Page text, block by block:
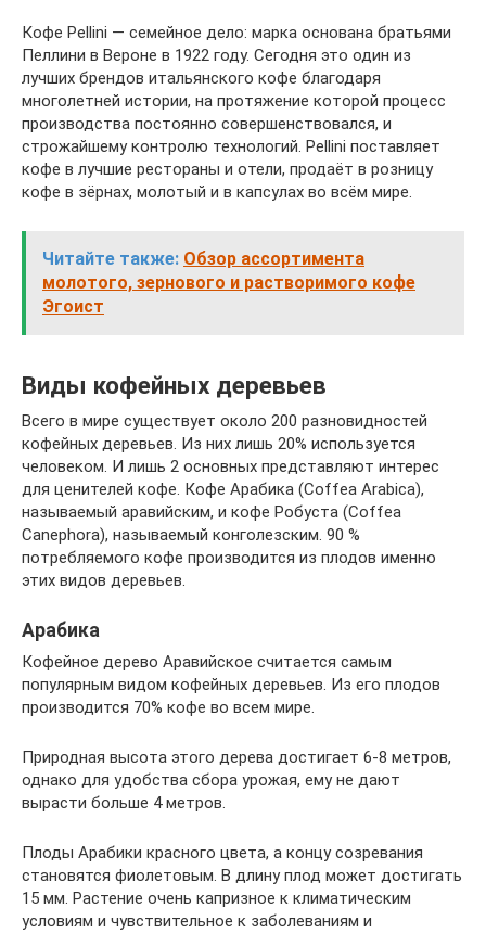
Кофе Pellini — cемейное дело: марка основана братьями
Пеллини в Вероне в 1922 году. Сегодня это один из
лучших брендов итальянского кофе благодаря
многолетней истории, на протяжение которой процесс
производства постоянно совершенствовался, и
строжайшему контролю технологий. Pellini поставляет
кофе в лучшие рестораны и отели, продаёт в розницу
кофе в зёрнах, молотый и в капсулах во всём мире.
Читайте также: Обзор ассортимента
молотого, зернового и растворимого кофе
Эгоист
Виды кофейных деревьев
Всего в мире существует около 200 разновидностей
кофейных деревьев. Из них лишь 20% используется
человеком. И лишь 2 основных представляют интерес
для ценителей кофе. Кофе Арабика (Coffea Arabica),
называемый аравийским, и кофе Робуста (Coffea
Canephora), называемый конголезским. 90 %
потребляемого кофе производится из плодов именно
этих видов деревьев.
Арабика
Кофейное дерево Аравийское считается самым
популярным видом кофейных деревьев. Из его плодов
производится 70% кофе во всем мире.
Природная высота этого дерева достигает 6-8 метров,
однако для удобства сбора урожая, ему не дают
вырасти больше 4 метров.
Плоды Арабики красного цвета, а концу созревания
становятся фиолетовым. В длину плод может достигать
15 мм. Растение очень капризное к климатическим
условиям и чувствительное к заболеваниям и